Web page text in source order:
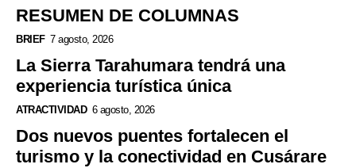
RESUMEN DE COLUMNAS
BRIEF 7 agosto, 2026
La Sierra Tarahumara tendrá una
experiencia turística única
ATRACTIVIDAD 6 agosto, 2026
Dos nuevos puentes fortalecen el
turismo y la conectividad en Cusárare